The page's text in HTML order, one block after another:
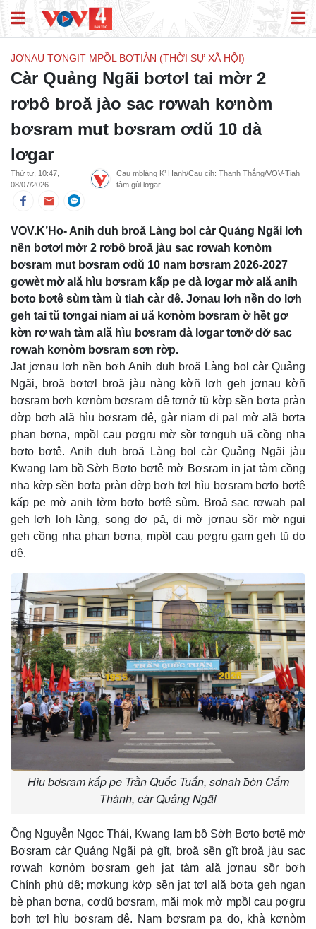
JƠNAU TƠNGIT MPỒL BƠTIÀN (THỜI SỰ XÃ HỘI)
Càr Quảng Ngãi bơtơl tai mờr 2
rơbô broă jào sac rơwah kơnòm
bơsram mut bơsram ơdŭ 10 dà
lơgar
Thứ tư, 10:47,
08/07/2026
Cau mblàng K’ Hạnh/Cau cih: Thanh Thắng/VOV-Tiah
tàm gùl lơgar
VOV.K’Ho- Anih duh broă Làng bol càr Quảng Ngãi lơh
nền bơtơl mờr 2 rơbô broă jàu sac rơwah kơnòm
bơsram mut bơsram ơdŭ 10 nam bơsram 2026-2027
gơwèt mờ ală hìu bơsram kấp pe dà lơgar mờ ală anih
bơto bơtê sùm tàm ù tiah càr dê. Jơnau lơh nền do lơh
geh tai tŭ tơngai niam ai uă kơnòm bơsram ờ hềt gơ
kờn rơ wah tàm ală hìu bơsram dà lơgar tơnơ̆ dơ̆ sac
rơwah kơnòm bơsram sơn rờp.
Jat jơnau lơh nền bơh Anih duh broă Làng bol càr Quảng
Ngãi, broă bơtơl broă jàu nàng kờñ lơh geh jơnau kờñ
bơsram bơh kơnòm bơsram dê tơnơ̆ tŭ kờp sền bơta pràn
dờp bơh ală hìu bơsram dê, gàr niam di pal mờ ală bơta
phan bơna, mpồl cau pơgru mờ sồr tơnguh uă cồng nha
bơto bơtê. Anih duh broă Làng bol càr Quảng Ngãi jàu
Kwang lam bồ Sờh Bơto bơtê mờ Bơsram in jat tàm cồng
nha kờp sền bơta pràn dờp bơh tơl hìu bơsram bơto bơtê
kấp pe mờ anih tờm bơto bơtê sùm. Broă sac rơwah pal
geh lơh loh làng, song dơ pă, di mờ jơnau sồr mờ ngui
geh cồng nha phan bơna, mpồl cau pơgru gam geh tŭ do
dê.
Hìu bơsram kấp pe Trần Quốc Tuấn, sơnah ƀòn Cẩm
Thành, càr Quảng Ngãi
Ồng Nguyễn Ngọc Thái, Kwang lam bồ Sờh Bơto bơtê mờ
Bơsram càr Quảng Ngãi pà gĭt, broă sền gĭt broă jàu sac
rơwah kơnòm bơsram geh jat tàm ală jơnau sồr bơh
Chính phủ dê; mơkung kờp sền jat tơl ală bơta geh ngan
bè phan bơna, cơdŭ bơsram, măi mok mờ mpồl cau pơgru
bơh tơl hìu bơsram dê. Nam bơsram pa do, khà kơnòm